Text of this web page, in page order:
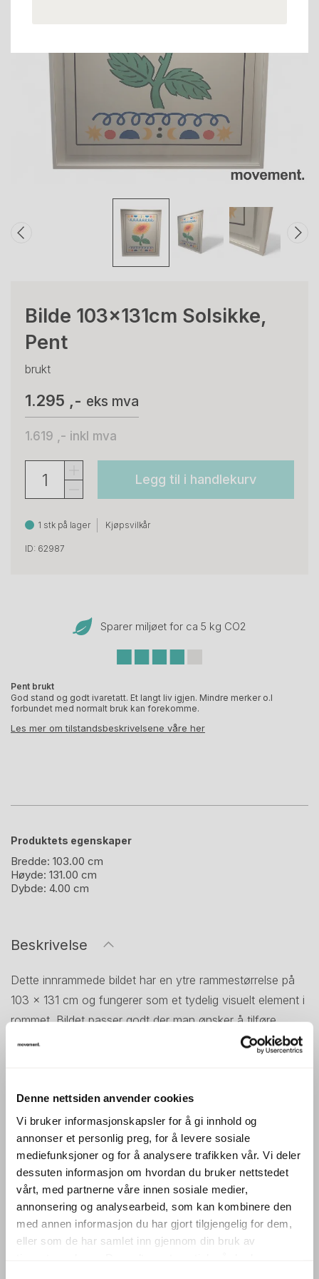
Denne nettsiden anvender cookies
Vi bruker informasjonskapsler for å gi innhold og
annonser et personlig preg, for å levere sosiale
mediefunksjoner og for å analysere trafikken vår. Vi deler
dessuten informasjon om hvordan du bruker nettstedet
vårt, med partnerne våre innen sosiale medier,
annonsering og analysearbeid, som kan kombinere den
med annen informasjon du har gjort tilgjengelig for dem,
eller som de har samlet inn gjennom din bruk av
Bilde 103x131cm Solsikke,
Pent
brukt
1.295 ,- eks mva
1.619 ,- inkl mva
Legg til i handlekurv
1 stk på lager Kjøpsvilkår
ID: 62987
Sparer miljøet for ca 5 kg CO2
Pent brukt
God stand og godt ivaretatt. Et langt liv igjen. Mindre merker o.l
forbundet med normalt bruk kan forekomme.
Les mer om tilstandsbeskrivelsene våre her
Produktets egenskaper
Bredde: 103.00 cm
Høyde: 131.00 cm
Dybde: 4.00 cm
Beskrivelse
Dette innrammede bildet har en ytre rammestørrelse på
103 × 131 cm og fungerer som et tydelig visuelt element i
rommet. Bildet passer godt der man ønsker å tilføre
veggflater karakter og helhet, enten som enkeltstående
Størrelsen gjør bildet godt egnet på større veggflater i
Det kan bidra til å gi rommet en mer ferdig og
gjennomarbeidet atmosfære, uten å dominere helheten.
▪ innrammet bilde med ramme 103 × 131 cm
▪ egnet som veggdekor i ulike rom
▪ passer både alene og i kombinasjon med andre bilder